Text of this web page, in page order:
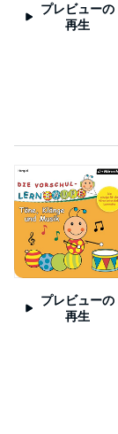
プレビューの
再生
プレビューの
再生